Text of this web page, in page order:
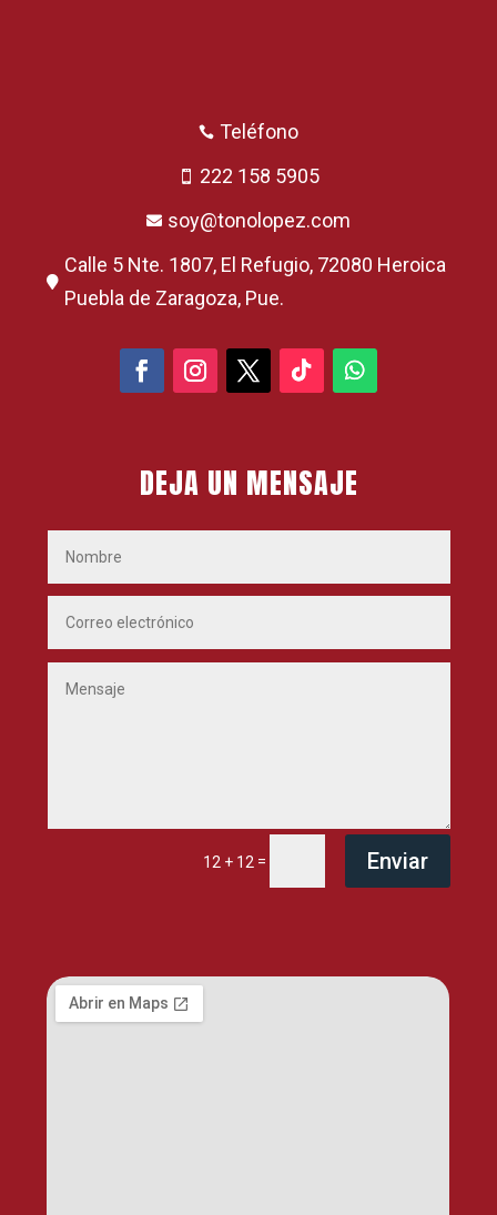
 Teléfono
 222 158 5905
 soy@tonolopez.com

Calle 5 Nte. 1807, El Refugio, 72080 Heroica
Puebla de Zaragoza, Pue.
DEJA UN MENSAJE
12 + 12 = Enviar